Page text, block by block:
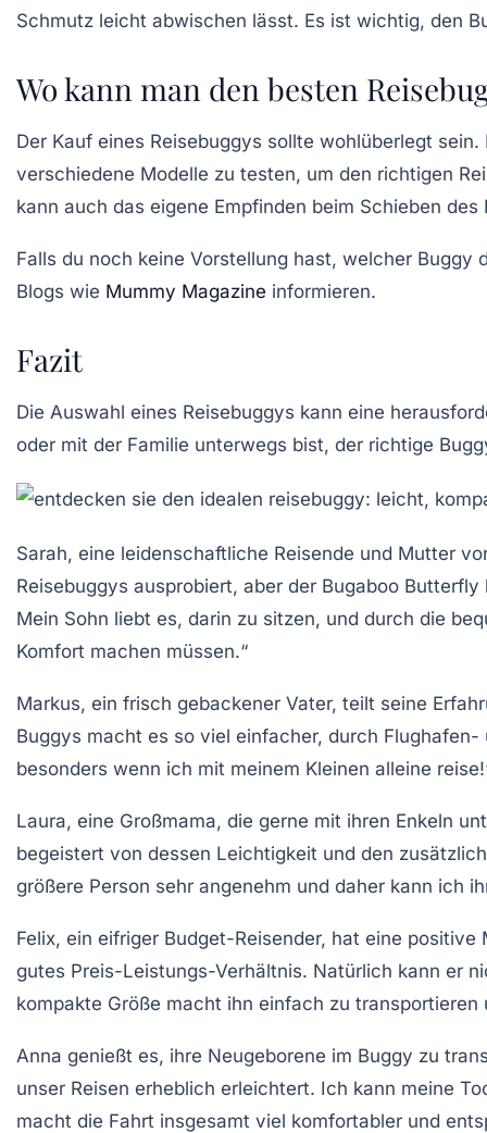
Schmutz leicht abwischen lässt. Es ist wichtig, den
Wo kann man den besten
Der Kauf eines Reisebuggys sollte wohlüberlegt
verschiedene Modelle zu testen, um den richtigen
kann auch das eigene Empfinden beim Schieben
Falls du noch keine Vorstellung hast, welcher
Blogs wie Mummy Magazine informieren.
Fazit
Die Auswahl eines Reisebuggys kann eine
oder mit der Familie unterwegs bist, der richtige
Sarah, eine leidenschaftliche Reisende und Mutter
Reisebuggys ausprobiert, aber der Bugaboo
Mein Sohn liebt es, darin zu sitzen, und durch die
Komfort machen müssen.“
Markus, ein frisch gebackener Vater, teilt seine
Buggys macht es so viel einfacher, durch
besonders wenn ich mit meinem Kleinen alleine
Laura, eine Großmama, die gerne mit ihren Enkeln
begeistert von dessen Leichtigkeit und den
größere Person sehr angenehm und daher kann ich
Felix, ein eifriger Budget-Reisender, hat eine
gutes Preis-Leistungs-Verhältnis. Natürlich kann er
kompakte Größe macht ihn einfach zu transportieren
Anna genießt es, ihre Neugeborene im Buggy zu
unser Reisen erheblich erleichtert. Ich kann meine
macht die Fahrt insgesamt viel komfortabler und